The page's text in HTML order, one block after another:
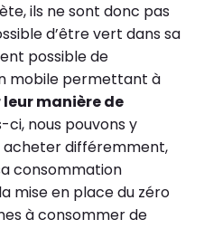
ils ne sont donc pas
d’être vert dans sa
possible de
mobile permettant à
manière de
ci, nous pouvons y
acheter différemment,
consommation
mise en place du zéro
à consommer de